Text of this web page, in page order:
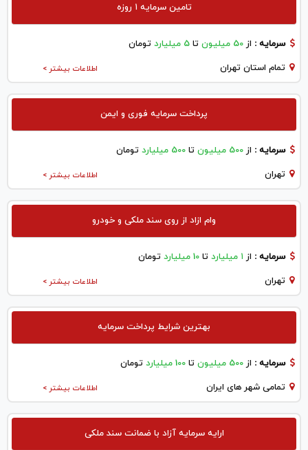
تامین سرمایه ۱ روزه
سرمایه : از 50 میلیون تا 5 میلیارد تومان
اطلاعات بیشتر > تمام استان تهران
پرداخت سرمایه فوری و ایمن
سرمایه : از 500 میلیون تا 500 میلیارد تومان
اطلاعات بیشتر > تهران
وام ازاد از روی سند ملکی و خودرو
سرمایه : از ۱ میلیارد تا 10 میلیارد تومان
اطلاعات بیشتر > تهران
بهترین شرایط پرداخت سرمایه
سرمایه : از 500 میلیون تا 100 میلیارد تومان
اطلاعات بیشتر > تمامی شهر های ایران
ارایه سرمایه آزاد با ضمانت سند ملکی